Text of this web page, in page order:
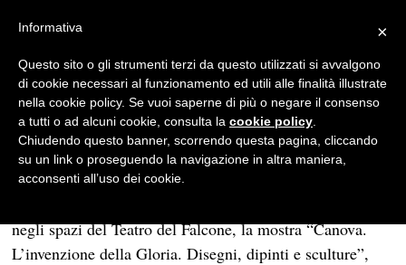
BROWSE TAG
gloria
Il Palazzo Reale di Genova
omaggia Canova: esposti
disegni dipinti e sculture
negli spazi del Teatro del Falcone, la mostra “Canova.
L’invenzione della Gloria. Disegni, dipinti e sculture”,
×
Informativa
Questo sito o gli strumenti terzi da questo utilizzati si avvalgono
di cookie necessari al funzionamento ed utili alle finalità illustrate
nella cookie policy. Se vuoi saperne di più o negare il consenso
a tutti o ad alcuni cookie, consulta la cookie policy
Chiudendo questo banner, scorrendo questa pagina, cliccando
su un link o proseguendo la navigazione in altra maniera,
acconsenti all’uso dei cookie.